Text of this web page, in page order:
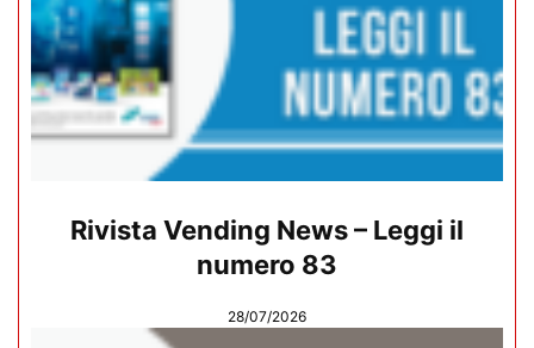
Rivista Vending News – Leggi il
numero 83
28/07/2026